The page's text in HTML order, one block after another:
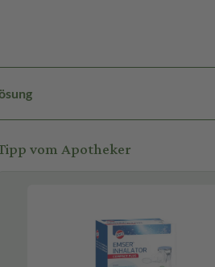
vom Apotheker